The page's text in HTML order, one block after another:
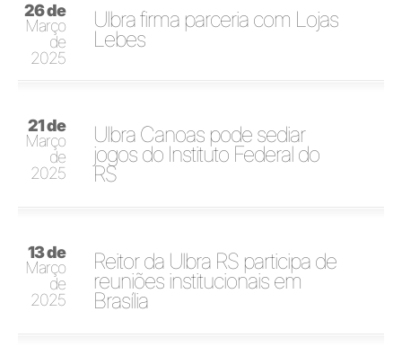
26 de
Março
de
2025
Ulbra firma parceria com Lojas
Lebes
21 de
Março
de
2025
Ulbra Canoas pode sediar
jogos do Instituto Federal do
RS
13 de
Março
de
2025
Reitor da Ulbra RS participa de
reuniões institucionais em
Brasília